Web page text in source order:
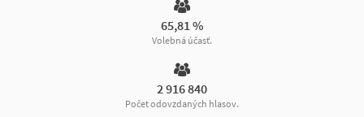
65,81 %
Volebná účasť.
2 916 840
Počet odovzdaných hlasov.